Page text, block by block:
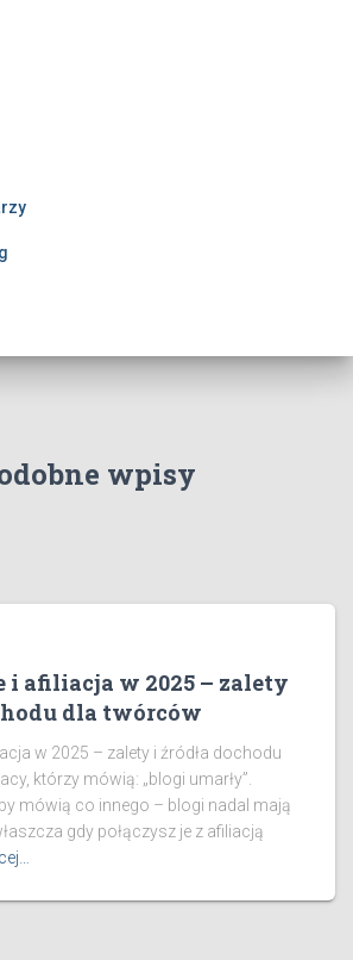
wpisy
i afiliacja w 2025 – zalety
dla twórców
w 2025 – zalety i źródła dochodu
którzy mówią: „blogi umarły”.
mówią co innego – blogi nadal mają
gdy połączysz je z afiliacją